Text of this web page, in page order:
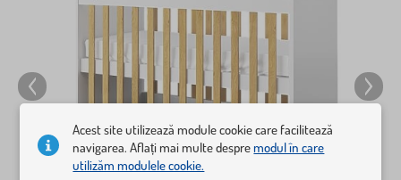
Acest site utilizează module cookie care facilitează
navigarea. Aflați mai multe despremodul în care
utilizăm modulele cookie.